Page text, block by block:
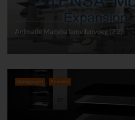
Animatie Mageba lamellenvoeg (7.2)
Opleggingen Animatie